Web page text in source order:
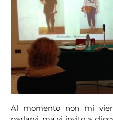
Al momento non mi